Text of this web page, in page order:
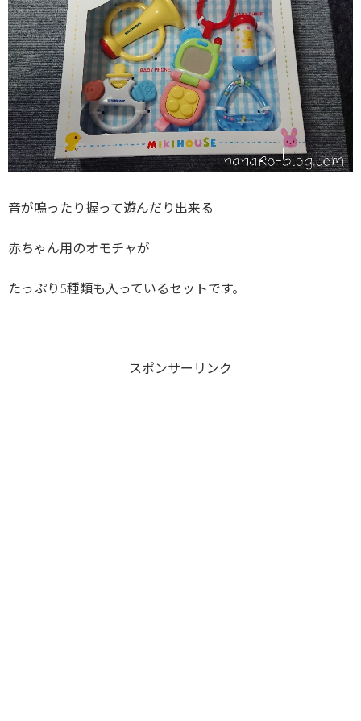
音が鳴ったり握って遊んだり出来る
赤ちゃん用のオモチャが
たっぷり5種類も入っているセットです。
スポンサーリンク